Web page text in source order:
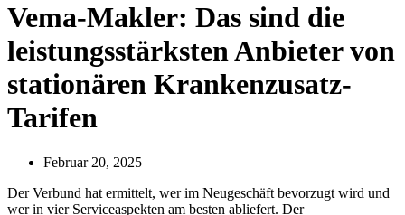
Vema-Makler: Das sind die
leistungsstärksten Anbieter von
stationären Krankenzusatz-
Tarifen
Februar 20, 2025
Der Verbund hat ermittelt, wer im Neugeschäft bevorzugt wird und
wer in vier Serviceaspekten am besten abliefert. Der